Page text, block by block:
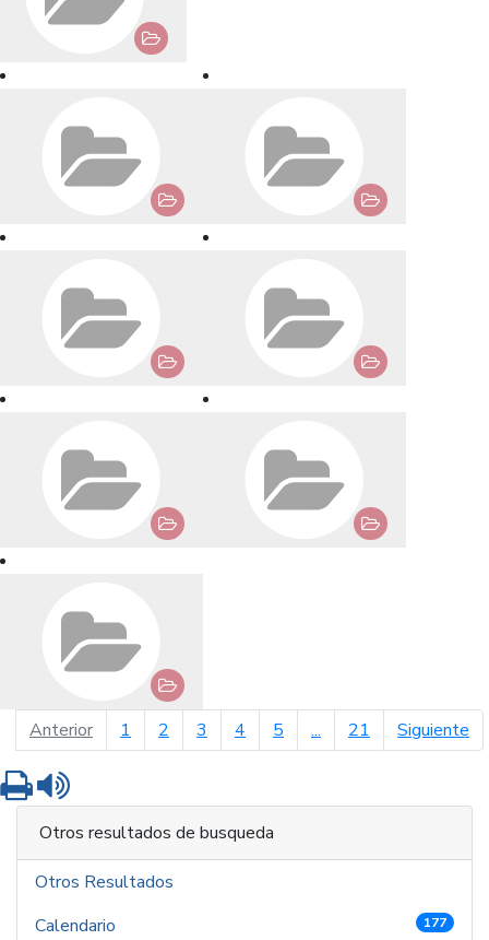
Anteriorpágina anterior
1 2 3 4 5 ... 21 Siguiente
Imprimir
Otros resultados de busqueda
Otros Resultados
Calendario
177